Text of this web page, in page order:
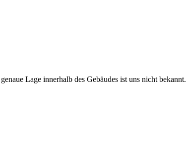
Lage innerhalb des Gebäudes ist uns nicht bekannt.